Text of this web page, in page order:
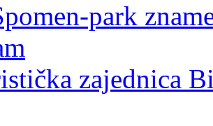
park
zajednica